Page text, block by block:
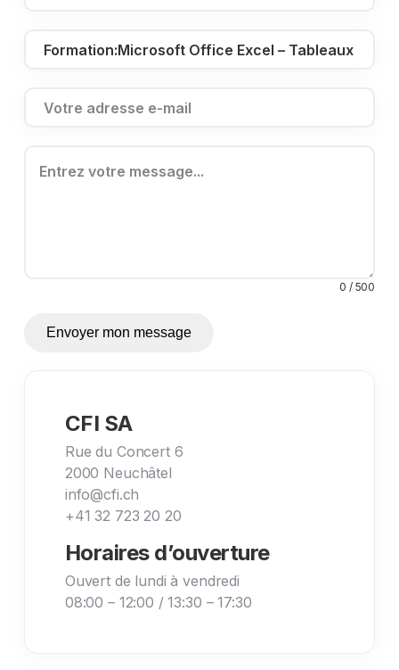
0 / 500
Envoyer mon message
CFI SA
Rue du Concert 6
2000 Neuchâtel
info@cfi.ch
+41 32 723 20 20
Horaires d’ouverture
Ouvert de lundi à vendredi
08:00 – 12:00 / 13:30 – 17:30